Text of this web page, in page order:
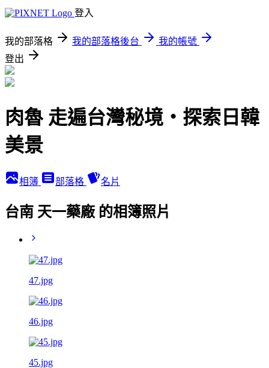
登入
我的部落格 我的部落格後台
我的帳號
登出
肉魯 走遍台灣秘境・探索日韓
美景
相簿 部落格 名片
台南 天一藥廠 的相簿照片
47.jpg
46.jpg
45.jpg